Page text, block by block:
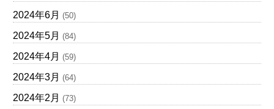
2024年6月 (50)
2024年5月 (84)
2024年4月 (59)
2024年3月 (64)
2024年2月 (73)